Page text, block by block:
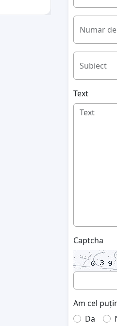
Numar
Subiect
Text
Captcha
Am cel
Da